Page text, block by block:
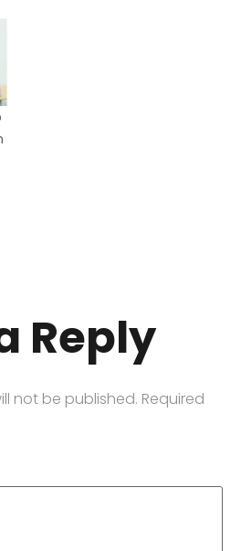
Reply
not be published. Required